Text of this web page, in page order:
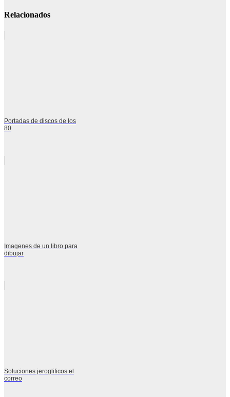
Relacionados
Portadas de discos de los
80
Imagenes de un libro para
dibujar
Soluciones jeroglificos el
correo